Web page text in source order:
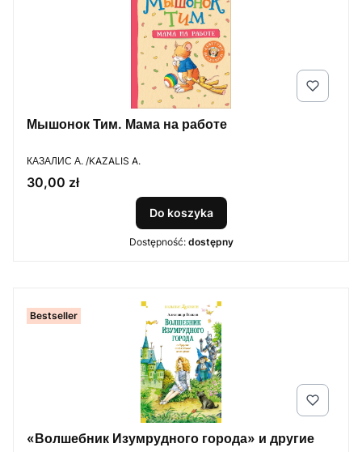
Мышонок Тим. Мама на работе
PRODUCENT
КАЗАЛИС А. /KAZALIS A.
Cena
30,00 zł
Do koszyka
Dostępność: dostępny
Bestseller
«Волшебник Изумрудного города» и другие